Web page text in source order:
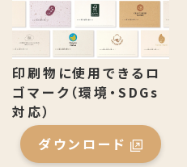
印刷物に使用できるロ
ゴマーク（環境・SDGs
対応）
ダウンロード